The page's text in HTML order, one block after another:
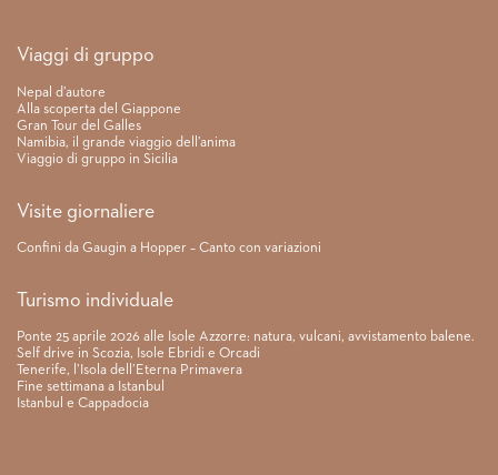
Link rapidi
Viaggi di gruppo
Nepal d’autore
Alla scoperta del Giappone
Gran Tour del Galles
Namibia, il grande viaggio dell’anima
Viaggio di gruppo in Sicilia
Visite giornaliere
Confini da Gaugin a Hopper – Canto con variazioni
Turismo individuale
Ponte 25 aprile 2026 alle Isole Azzorre: natura, vulcani, avvistamento balene.
Self drive in Scozia, Isole Ebridi e Orcadi
Tenerife, l’Isola dell’Eterna Primavera
Fine settimana a Istanbul
Istanbul e Cappadocia